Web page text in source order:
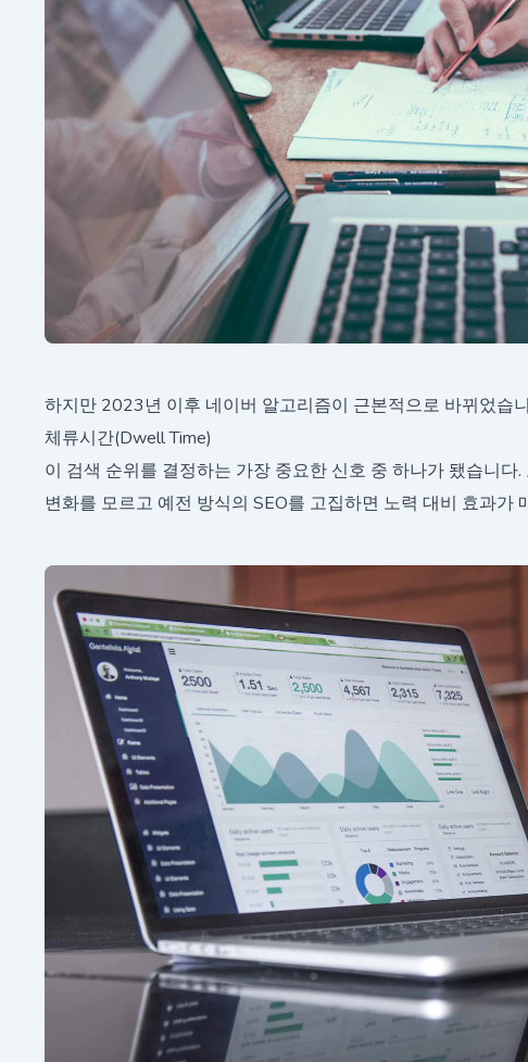
하지만 2023년 이후 네이버 알고리즘이 근본적으로 바뀌었습
체류시간(Dwell Time)
이 검색 순위를 결정하는 가장 중요한 신호 중 하나가 됐습니다
변화를 모르고 예전 방식의 SEO를 고집하면 노력 대비 효과가